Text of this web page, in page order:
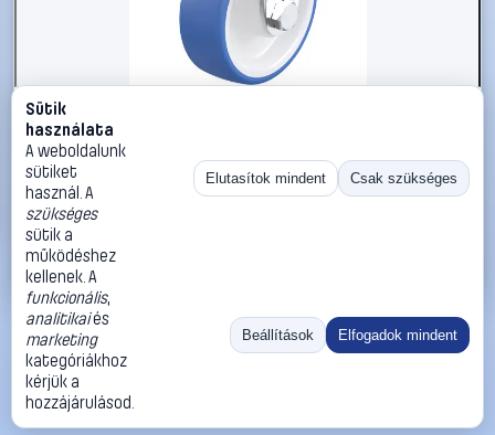
#3050667
Blickle 947871 BK-POTHS 100XR-1 Acéllemez rögzített
görgő KerékØ: 100 mm Teherbírás (max.): 200 kg 1 db
Blickle Görgők, kerekek
23 990 Ft
Kosárba
«
Ugrás:
Méret:
Rendezés:
©2026
ThermoScope
ÁSZF
Cégbemutató
Sütik
használata
A weboldalunk
sütiket
használ. A
szükséges
sütik a
működéshez
kellenek. A
funkcionális,
analitikaiés
marketing
kategóriákhoz
kérjük a
hozzájárulásod.
Elutasítok mindent Csak szükséges
Beállítások Elfogadok mindent